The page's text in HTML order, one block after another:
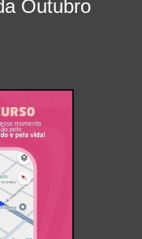
Outubro